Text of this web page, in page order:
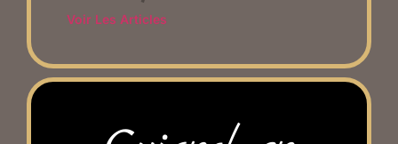
Voir Les Articles